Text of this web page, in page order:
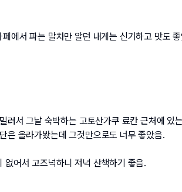
에서 파는 말차만 알던 내게는 신기하고 맛도
려서 그날 숙박하는 고토산가쿠 료칸 근처에 있
은 올라가봤는데 그것만으로도 너무 좋았음.
어서 고즈넉하니 저녁 산책하기 좋음.